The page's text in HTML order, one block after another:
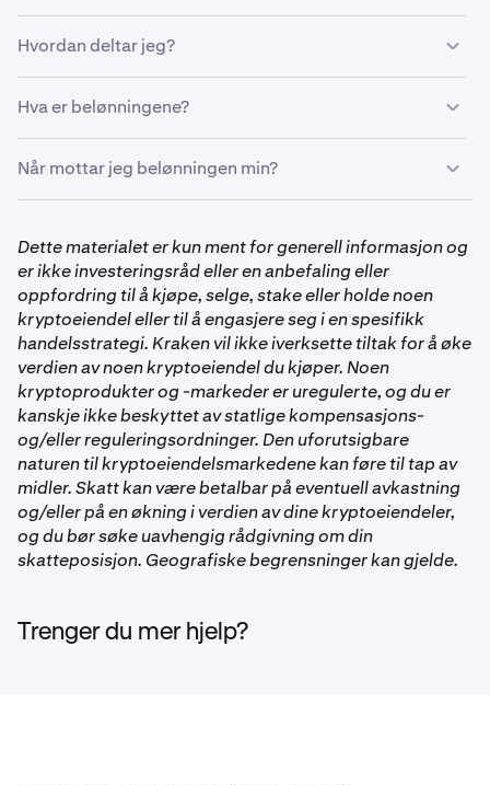
For å kvalifisere må du:
Bo i en støttet region
Ha en verifisert Kraken-konto i god stand
Handle minst 2 000 PLAY på spot i løpet av
Hvordan deltar jeg?
Fra Kraken Pro-appen:
Trykk påMer
Under Kampanjer, trykk påKampanjer
Trykk påPLAY Trading Challenge
Trykk påMeld deg på nå
Når du er påmeldt, handler du minst 2 000 PLAY på spot i
løpet av utfordringsperioden. Vi sporer fremgangen din
automatisk via ledertavlen.
Hva er belønningene?
Belønningen din bestemmes av din
handelsvolumrangering blant alle kvalifiserte deltakere.
Jo mer du handler, desto høyere rangering og større
1
40 000
40 000
PLAY
hver
2–3
20,000
Når mottar jeg belønningen min?
etter at utfordringen avsluttes.
Dette materialet er kun ment for generell informasjon og
er ikke investeringsråd eller en anbefaling eller
oppfordring til å kjøpe, selge, stake eller holde noen
kryptoeiendel eller til å engasjere seg i en spesifikk
handelsstrategi. Kraken vil ikke iverksette tiltak for å øke
verdien av noen kryptoeiendel du kjøper. Noen
kryptoprodukter og -markeder er uregulerte, og du er
kanskje ikke beskyttet av statlige kompensasjons-
og/eller reguleringsordninger. Den uforutsigbare
naturen til kryptoeiendelsmarkedene kan føre til tap av
midler. Skatt kan være betalbar på eventuell avkastning
og/eller på en økning i verdien av dine kryptoeiendeler,
og du bør søke uavhengig rådgivning om din
skatteposisjon. Geografiske begrensninger kan gjelde.
Trenger du mer hjelp?